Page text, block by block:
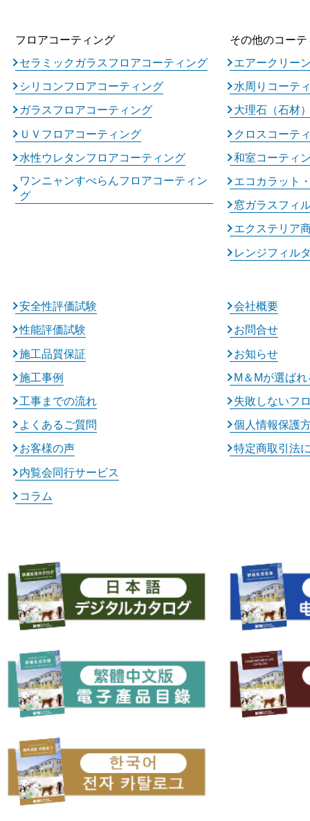
フロアコーティング
セラミックガラスフロアコーティング
シリコンフロアコーティング
ガラスフロアコーティング
ＵＶフロアコーティング
水性ウレタンフロアコーティング
ワンニャンすべらんフロアコーティン
グ
その他のコー
エアークリー
水周りコーテ
大理石（石材
クロスコーテ
和室コーティ
エコカラット
窓ガラスフィ
エクステリア
レンジフィル
安全性評価試験
性能評価試験
施工品質保証
施工事例
工事までの流れ
よくあるご質問
お客様の声
内覧会同行サービス
コラム
会社概要
お問合せ
お知らせ
M＆Mが選ば
失敗しないフ
個人情報保護
特定商取引法